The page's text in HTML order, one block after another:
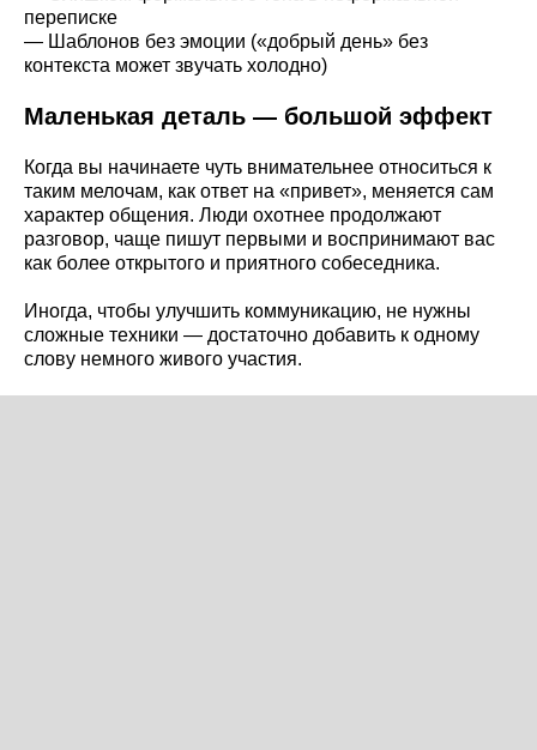
переписке
— Шаблонов без эмоции («добрый день» без
контекста может звучать холодно)
Маленькая деталь — большой эффект
Когда вы начинаете чуть внимательнее относиться к
таким мелочам, как ответ на «привет», меняется сам
характер общения. Люди охотнее продолжают
разговор, чаще пишут первыми и воспринимают вас
как более открытого и приятного собеседника.
Иногда, чтобы улучшить коммуникацию, не нужны
сложные техники — достаточно добавить к одному
слову немного живого участия.